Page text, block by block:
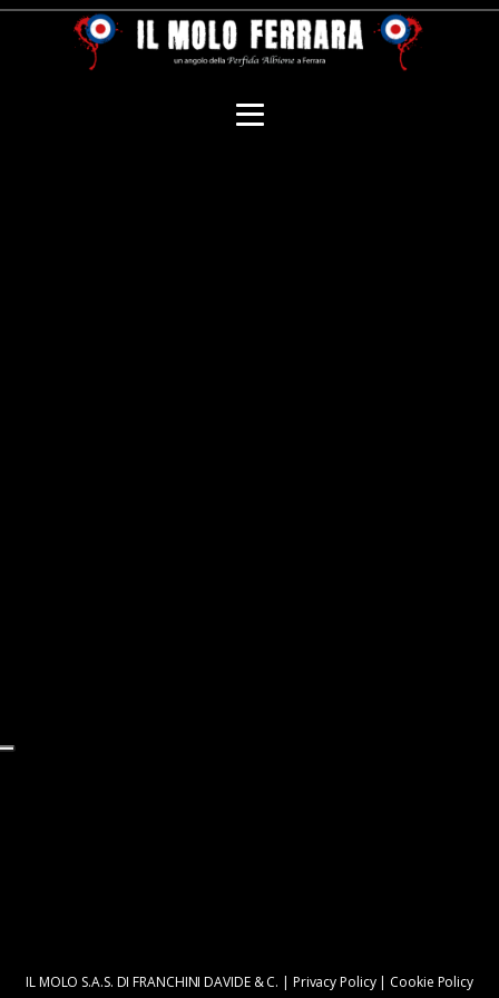
IL MOLO S.A.S. DI FRANCHINI DAVIDE & C. | Privacy Policy| Cookie Policy